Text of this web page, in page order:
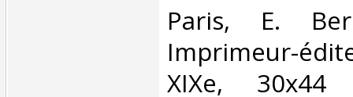
‎Paris, E.
Imprimeur-
XIXe, 30x44